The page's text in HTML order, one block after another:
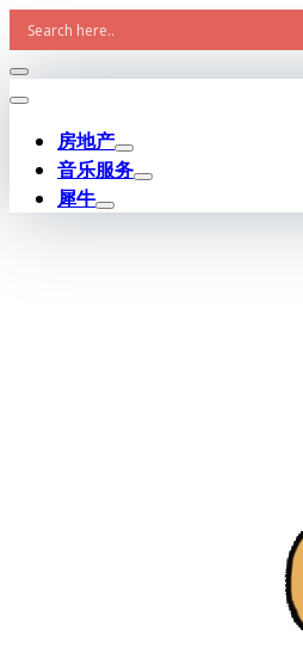
Skip
to
content
房地产
音乐服务
犀牛